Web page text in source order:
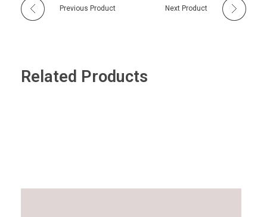
Previous Product Next Product
Related Products